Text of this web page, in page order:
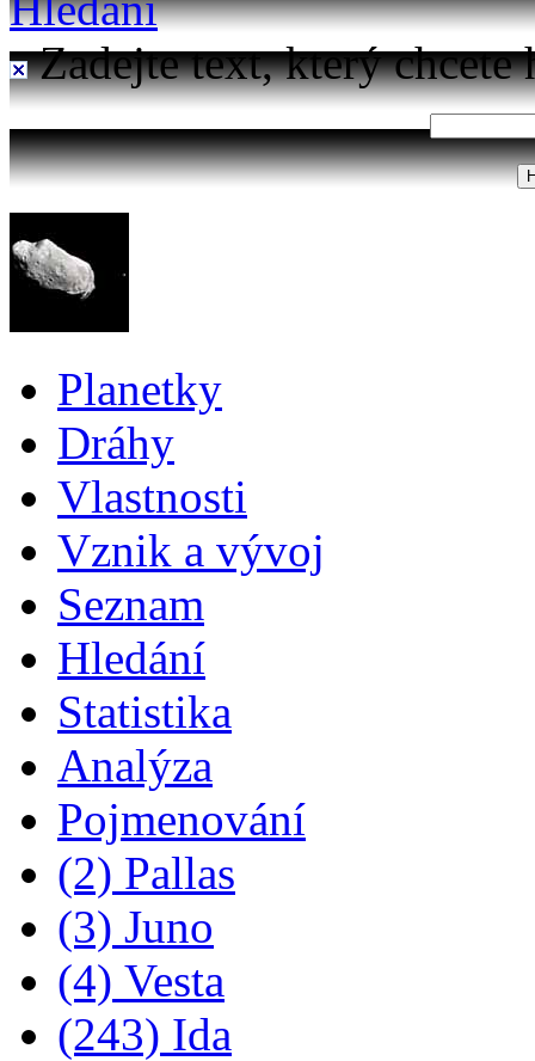
Zadejte text, který chcete
Planetky
Dráhy
Vlastnosti
Vznik a vývoj
Seznam
Hledání
Statistika
Analýza
Pojmenování
(2) Pallas
(3) Juno
(4) Vesta
(243) Ida